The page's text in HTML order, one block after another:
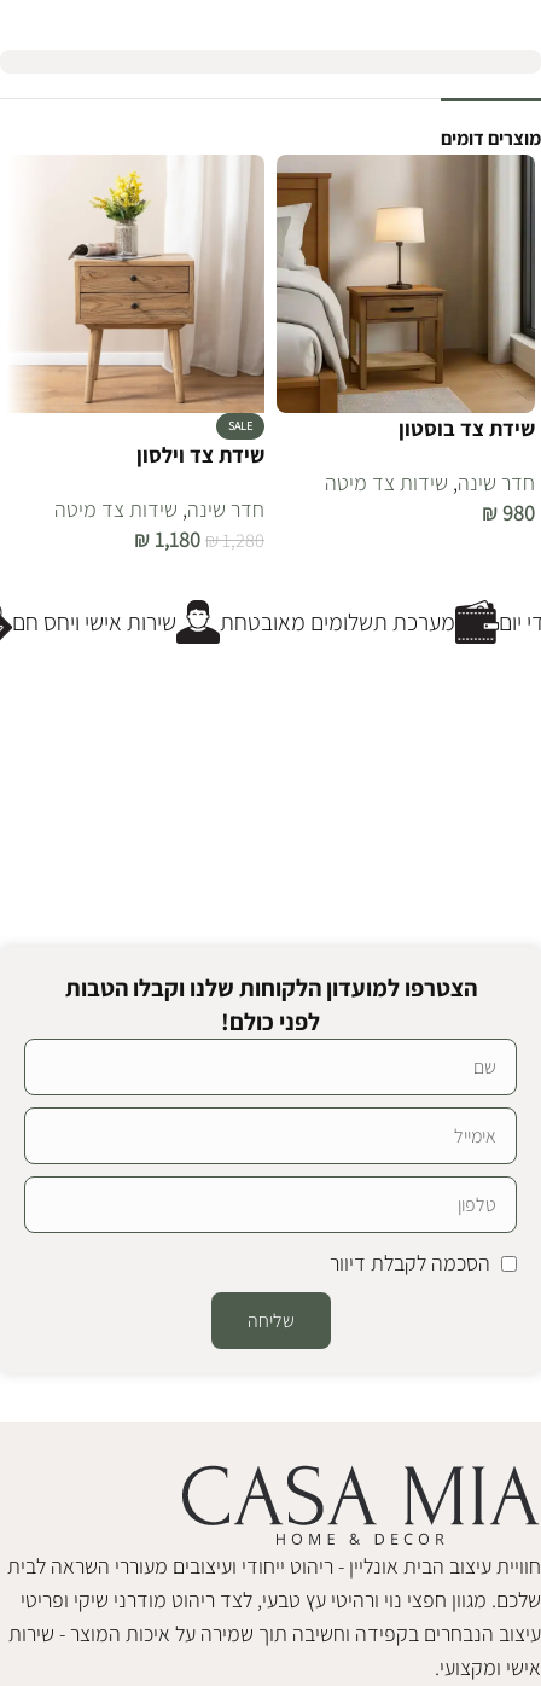
מוצרים דומים
שידת צד בוסטון
חדר שינה, שידות צד מיטה
₪980
SALE
שידת צד וילסון
חדר שינה, שידות צד מיטה
₪1,280
₪ 1,180
שירות אישי ויחס חם מערכת תשלומים מאובטחת
הצטרפו למועדון הלקוחות שלנו וקבלו הטבות
לפני כולם!
הסכמה לקבלת דיוור
שליחה
חוויית עיצוב הבית אונליין - ריהוט ייחודי ועיצובים מעוררי השראה לבית
שלכם. מגוון חפצי נוי ורהיטי עץ טבעי, לצד ריהוט מודרני שיקי ופריטי
עיצוב הנבחרים בקפידה וחשיבה תוך שמירה על איכות המוצר - שירות
אישי ומקצועי.